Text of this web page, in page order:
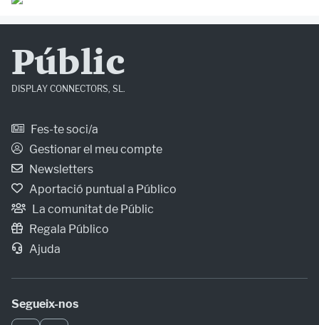
Públic
DISPLAY CONNECTORS, SL.
Fes-te soci/a
Gestionar el meu compte
Newsletters
Aportació puntual a Público
La comunitat de Públic
Regala Público
Ajuda
Segueix-nos